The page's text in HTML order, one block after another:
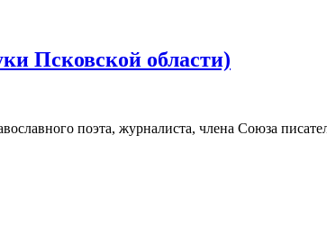
Псковской области)
поэта, журналиста, члена Союза